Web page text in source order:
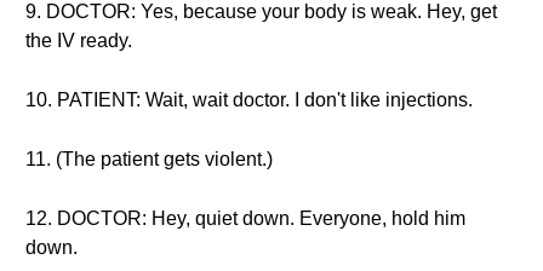
9. DOCTOR: Yes, because your body is weak. Hey, get
the IV ready.
10. PATIENT: Wait, wait doctor. I don't like injections.
11. (The patient gets violent.)
12. DOCTOR: Hey, quiet down. Everyone, hold him
down.